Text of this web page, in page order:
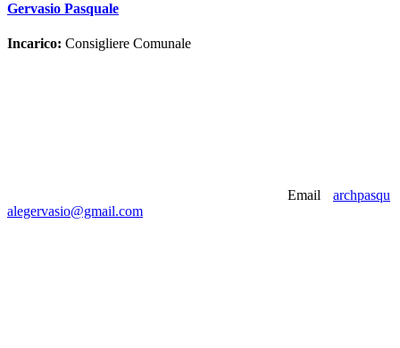
Gervasio Pasquale
Incarico: Consigliere Comunale
Email
archpasqu
alegervasio@gmail.com